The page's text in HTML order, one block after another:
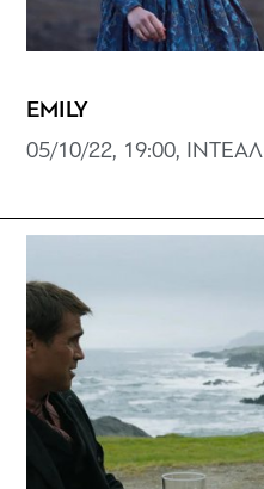
EMILY
05/10/22, 19:00, ΙΝΤΕΑΛ